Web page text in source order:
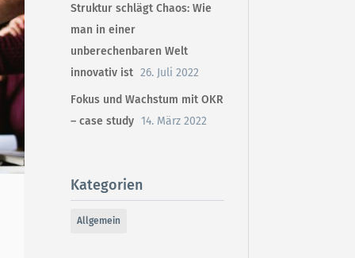
Struktur schlägt Chaos: Wie
man in einer
unberechenbaren Welt
innovativ ist 26. Juli 2022
Fokus und Wachstum mit OKR
– case study 14. März 2022
Kategorien
Allgemein